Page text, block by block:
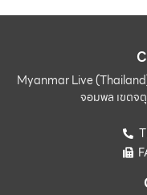
Myanmar Live
จอมพล เขตจ